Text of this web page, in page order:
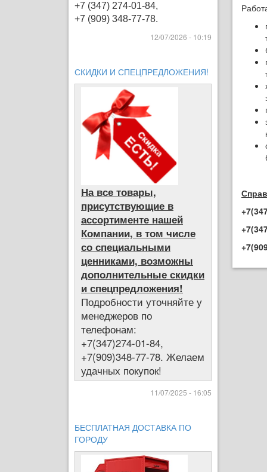
+7 (347) 274-01-84,
+7 (909) 348-77-78.
12/07/2026 - 10:19
СКИДКИ И СПЕЦПРЕДЛОЖЕНИЯ!
На все товары,
присутствующие в
ассортименте нашей
Компании, в том числе
со специальными
ценниками, возможны
дополнительные скидки
и спецпредложения!
Подробности уточняйте у
менеджеров по
телефонам:
+7(347)274-01-84,
+7(909)348-77-78. Желаем
удачных покупок!
11/07/2025 - 16:05
БЕСПЛАТНАЯ ДОСТАВКА ПО
ГОРОДУ